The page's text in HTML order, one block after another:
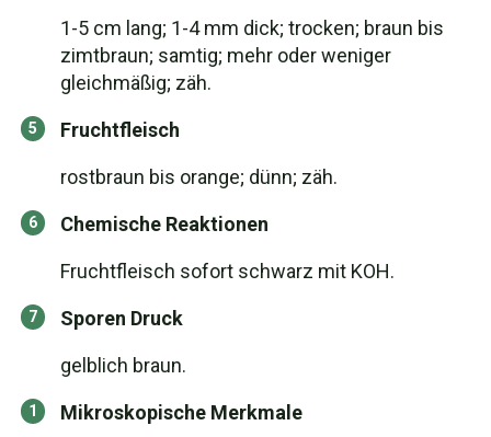
1-5 cm lang; 1-4 mm dick; trocken; braun bis
zimtbraun; samtig; mehr oder weniger
gleichmäßig; zäh.
Fruchtfleisch
rostbraun bis orange; dünn; zäh.
Chemische Reaktionen
Fruchtfleisch sofort schwarz mit KOH.
Sporen Druck
gelblich braun.
Mikroskopische Merkmale